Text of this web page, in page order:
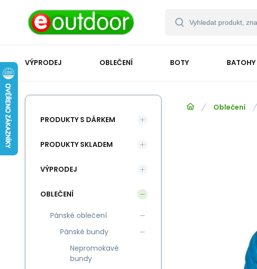
VÝPRODEJ OBLEČENÍ BOTY BATOHY
Oblečení
PRODUKTY S DÁRKEM
PRODUKTY SKLADEM
VÝPRODEJ
OBLEČENÍ
Pánské oblečení
Pánské bundy
Nepromokavé
bundy